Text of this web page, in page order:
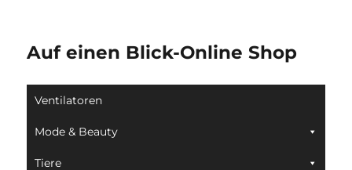
Auf einen Blick-Online Shop
Ventilatoren
Mode & Beauty
Tiere